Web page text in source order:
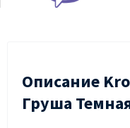
Описание
Груша